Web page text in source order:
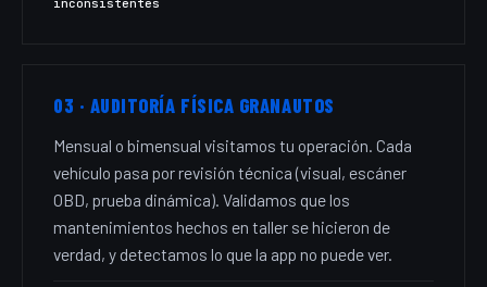
inconsistentes
03 · AUDITORÍA FÍSICA GRANAUTOS
Mensual o bimensual visitamos tu operación. Cada
vehículo pasa por revisión técnica (visual, escáner
OBD, prueba dinámica). Validamos que los
mantenimientos hechos en taller se hicieron de
verdad, y detectamos lo que la app no puede ver.